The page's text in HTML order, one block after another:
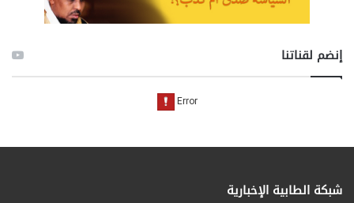
إنضم لقناتنا
شبكة الطابية الإخبارية